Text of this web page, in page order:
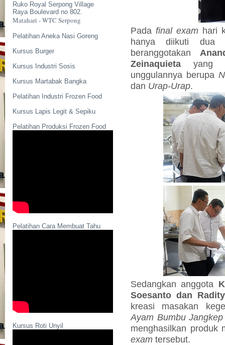
Ruko Royal Serpong Village
Raya Boulevard no 802.
Matahari - WTC Serpong
Pelatihan Aneka Nasi Goreng
Kursus Burger
Kursus Industri Sosis
Kursus Martabak Bangka
Pelatihan Industri Frozen Food
Kursus Lapis Legit & Sepiku
Pelatihan Produksi Frozen Food
Pelatihan Cara Membuat Tahu
Kursus Roti Unyil
Pada final exam hari
hanya diikuti dua
beranggotakan
Zeinaquieta yang
unggulannya berupa
dan Urap-Urap.
Sedangkan anggota
Soesanto dan
kreasi masakan
Ayam Bumbu Jangkep
menghasilkan produk
exam tersebut.